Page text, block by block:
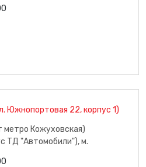
Южнопортовая 22, корпус 1)
метро Кожуховская)
ТД "Автомобили"), м.